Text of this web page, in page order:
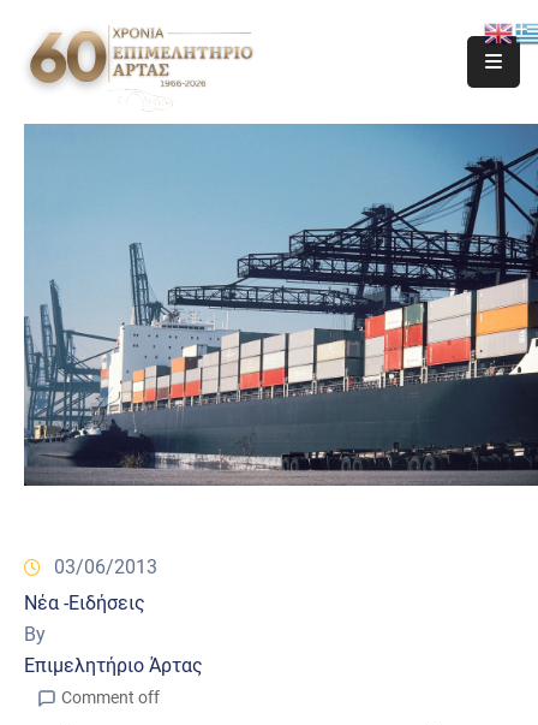
03/06/2013
Νέα -Ειδήσεις
By
Επιμελητήριο Άρτας
Comment off